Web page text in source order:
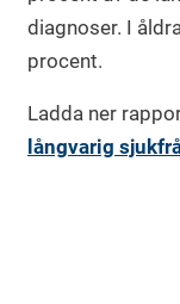
diagnoser. I
procent.
Ladda ner
långvarig